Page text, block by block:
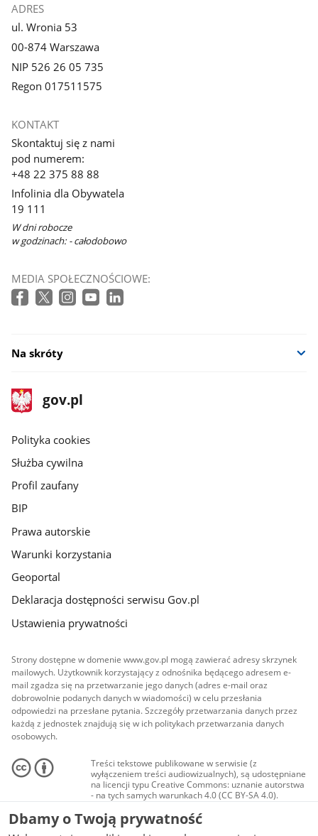
ADRES
ul. Wronia 53
00-874 Warszawa
NIP 526 26 05 735
Regon 017511575
KONTAKT
Skontaktuj się z nami
pod numerem:
+48 22 375 88 88
Infolinia dla Obywatela
19 111
W dni robocze
w godzinach: - całodobowo
MEDIA SPOŁECZNOŚCIOWE:
Na skróty
stopka
gov.pl
Strona
gov.pl
gov.pl
Polityka cookies
Służba cywilna
Profil zaufany
BIP
Prawa autorskie
Warunki korzystania
Geoportal
Deklaracja dostępności serwisu Gov.pl
Ustawienia prywatności
Strony dostępne w domenie www.gov.pl mogą zawierać adresy skrzynek
mailowych. Użytkownik korzystający z odnośnika będącego adresem e-
mail zgadza się na przetwarzanie jego danych (adres e-mail oraz
dobrowolnie podanych danych w wiadomości) w celu przesłania
odpowiedzi na przesłane pytania. Szczegóły przetwarzania danych przez
każdą z jednostek znajdują się w ich politykach przetwarzania danych
osobowych.
Treści tekstowe publikowane w serwisie (z
wyłączeniem treści audiowizualnych), są udostępniane
na licencji typu Creative Commons: uznanie autorstwa
- na tych samych warunkach 4.0 (CC BY-SA 4.0).
Materiały audiowizualne, w tym zdjęcia, materiały
audio i wideo, są udostępniane na licencji typu
Creative Commons: uznanie autorstwa użycie
Dbamy o Twoją prywatność